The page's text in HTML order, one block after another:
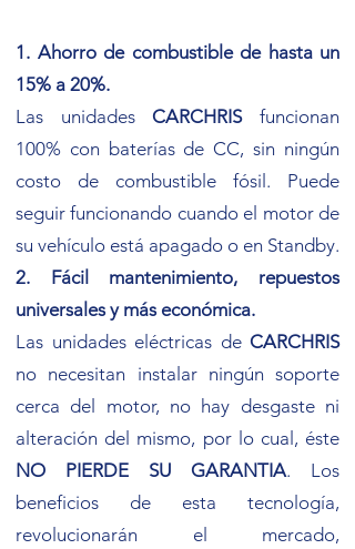
1. Ahorro de combustible de hasta un
15% a 20%.
Las unidadesCARCHRISfuncionan
100% con baterías de CC, sin ningún
costo de combustible fósil. Puede
seguir funcionando cuando el motor de
su vehículo está apagado o en Standby.
2. Fácil mantenimiento, repuestos
universales y más económica.
Las unidades eléctricas de CARCHRIS
no necesitan instalar ningún soporte
cerca del motor, no hay desgaste ni
alteración del mismo, por lo cual, éste
NO PIERDE SU GARANTIA. Los
beneficios de esta tecnología,
revolucionarán el mercado,